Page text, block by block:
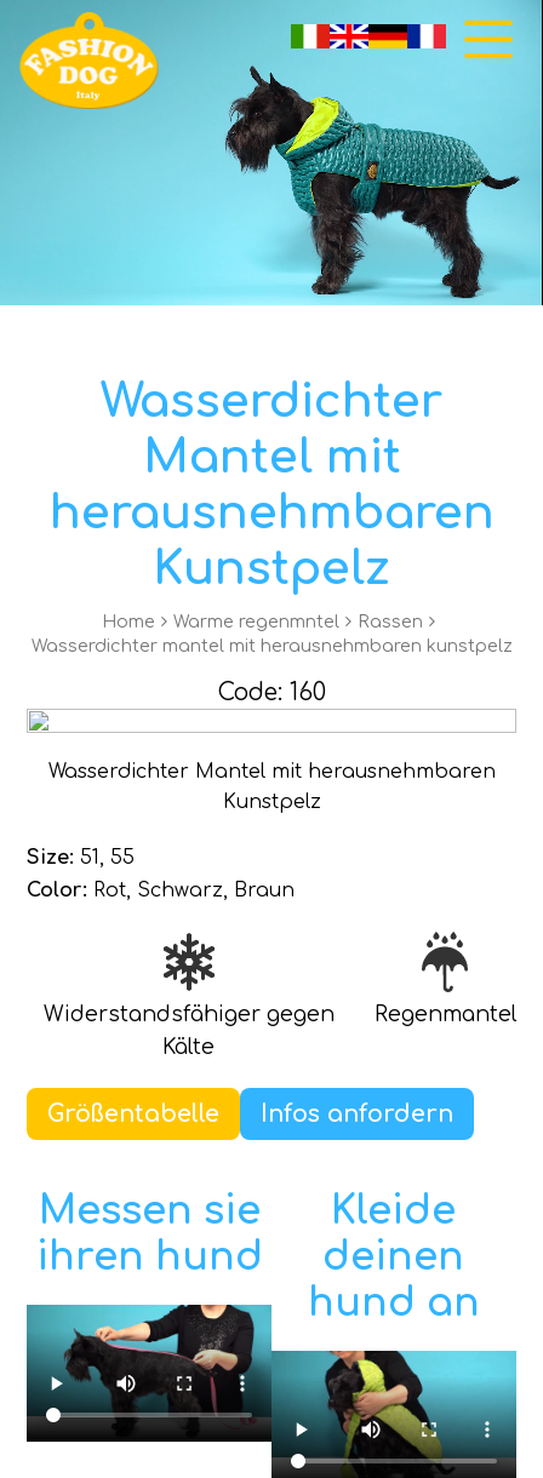
Wasserdichter
Mantel mit
herausnehmbaren
Kunstpelz
Home Warme regenmntel
Rassen
Wasserdichter mantel mit herausnehmbaren kunstpelz
Code: 160
Wasserdichter Mantel mit herausnehmbaren
Kunstpelz
Size: 51, 55
Color: Rot, Schwarz, Braun
Widerstandsfähiger gegen
Kälte
Regenmantel
Größentabelle Infos anfordern
Messen sie
ihren hund
Kleide
deinen
hund an